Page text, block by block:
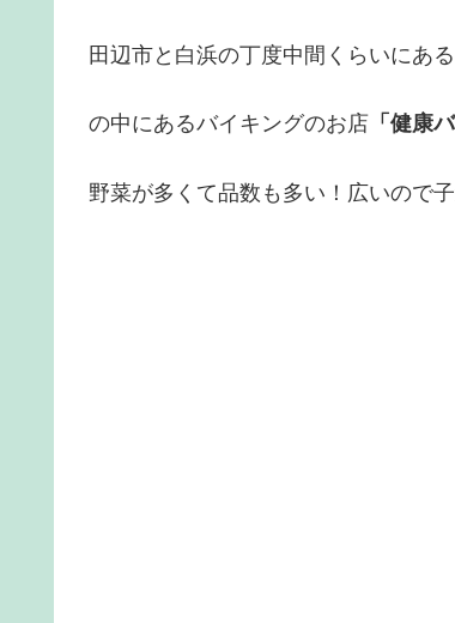
田辺市と白浜の丁度中間くらいにあ
の中にあるバイキングのお店 「健康
野菜が多くて品数も多い！広いので